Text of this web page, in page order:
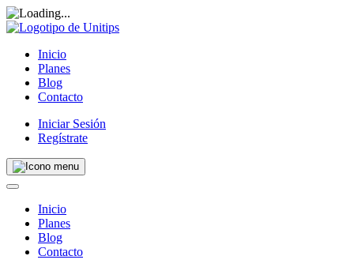
Inicio
Planes
Blog
Contacto
Iniciar Sesión
Regístrate
Inicio
Planes
Blog
Contacto